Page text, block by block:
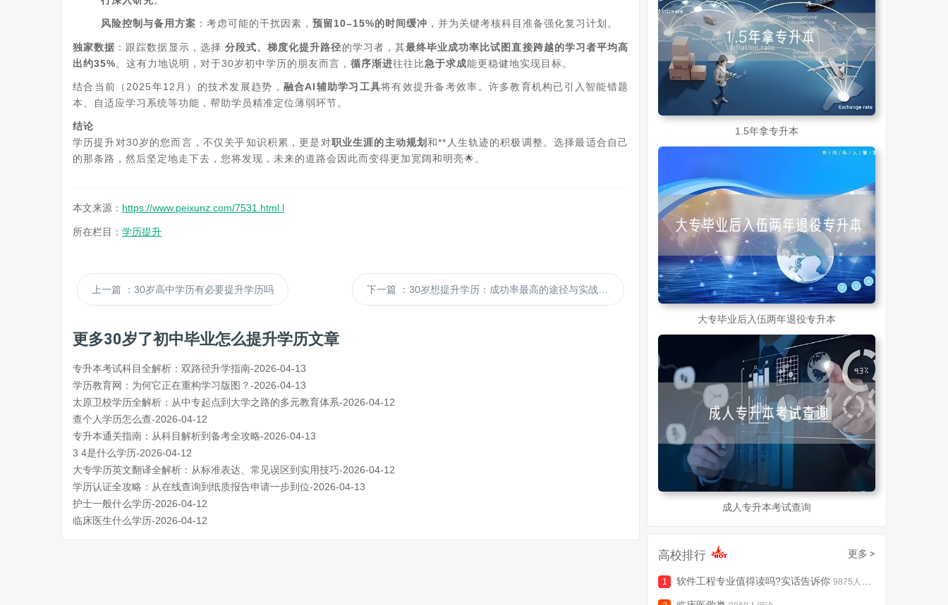
风险控制与备用方案 ：考虑可能的干扰因素， 预留10–15%的时间缓冲 ，并为关键考核科目准备强化复习计划。
独家数据 ：跟踪数据显示，选择 分段式、梯度化提升路径的学习者，其最终毕业成功率比试图直接跨越的学习者平均高
出约35%。这有力地说明，对于30岁初中学历的朋友而言， 循序渐进往往比急于求成能更稳健地实现目标。
结合当前（2025年12月）的技术发展趋势， 融合AI辅助学习工具将有效提升备考效率。许多教育机构已引入智能错题
本、自适应学习系统等功能，帮助学员精准定位薄弱环节。
结论
学历提升对30岁的您而言，不仅关乎知识积累，更是对职业生涯的主动规划和**人生轨迹的积极调整。选择最适合自己
的那条路，然后坚定地走下去，您将发现，未来的道路会因此而变得更加宽阔和明亮🌟。
本文来源： https://www.peixunz.com/7531.html l
所在栏目： 学历提升
上一篇 ：30岁高中学历有必要提升学历吗 下一篇 ：30岁想提升学历：成功率最高的途径与实战攻略
更多30岁了初中毕业怎么提升学历文章
专升本考试科目全解析：双路径升学指南-2026-04-13
学历教育网：为何它正在重构学习版图？-2026-04-13
太原卫校学历全解析：从中专起点到大学之路的多元教育体系-2026-04-12
查个人学历怎么查-2026-04-12
专升本通关指南：从科目解析到备考全攻略-2026-04-13
3 4是什么学历-2026-04-12
大专学历英文翻译全解析：从标准表达、常见误区到实用技巧-2026-04-12
学历认证全攻略：从在线查询到纸质报告申请一步到位-2026-04-13
护士一般什么学历-2026-04-12
临床医生什么学历-2026-04-12
1.5年拿专升本
大专毕业后入伍两年退役专升本
成人专升本考试查询
高校排行 更多 >
软件工程专业值得读吗?实话告诉你 9875人评论